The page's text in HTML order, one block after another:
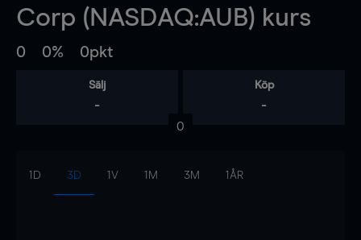
Corp (NASDAQ:AUB) kurs
0 0% 0pkt
Sälj
-
Köp
-
0
1D 3D 1V 1M 3M 1ÅR